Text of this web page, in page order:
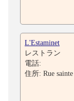
L'Estaminet
レストラン
電話:
住所: Rue